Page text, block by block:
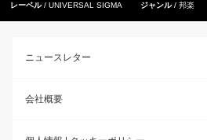
レーベル UNIVERSAL SIGMA ジャンル 邦楽
ニュースレター
会社概要